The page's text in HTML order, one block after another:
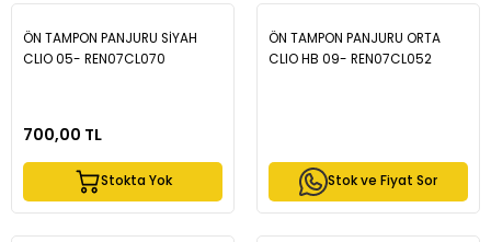
ÖN TAMPON PANJURU SİYAH
CLIO 05- REN07CL070
700,00 TL
Stokta Yok
ÖN TAMPON PANJURU ORTA
CLIO HB 09- REN07CL052
Stok ve Fiyat Sor